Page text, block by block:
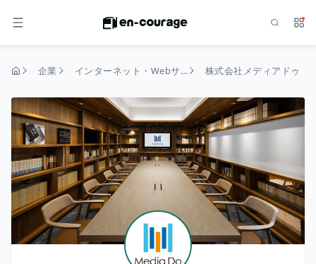
メニュー サ
企業 インターネット・Webサービス 株式会社メディアドゥ